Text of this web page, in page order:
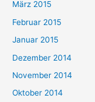
März 2015
Februar 2015
Januar 2015
Dezember 2014
November 2014
Oktober 2014